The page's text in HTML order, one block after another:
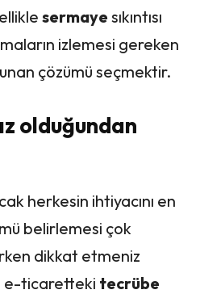
sermaye sıkıntısı
izlemesi gereken
çözümü seçmektir.
olduğundan
herkesin ihtiyacını en
belirlemesi çok
dikkat etmeniz
e-ticaretteki tecrübe